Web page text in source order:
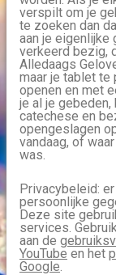
verspilt om je
te zoeken dan
aan je eigenlijke
verkeerd bezig,
Alledaags
maar je tablet te
openen en met
je al je
catechese en
opengeslagen
vandaag, of
was.
Privacybeleid:
persoonlijke
Deze site
services.
aan de
YouTube en het
Google.